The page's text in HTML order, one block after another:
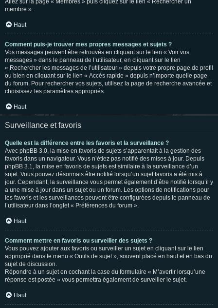
Allez sur la page « Membres » puis cliquez sur le lien « Rechercher un
membre ».
Haut
Comment puis-je trouver mes propres messages et sujets ?
Vos messages peuvent être retrouvés en cliquant sur le lien « Voir vos
messages » dans le panneau de l’utilisateur, en cliquant sur le lien
« Rechercher les messages de l’utilisateur » depuis votre propre page de profil
ou bien en cliquant sur le lien « Accès rapide » depuis n’importe quelle page
du forum. Pour rechercher vos sujets, utilisez la page de recherche avancée et
choisissez les paramètres appropriés.
Haut
Surveillance et favoris
Quelle est la différence entre les favoris et la surveillance ?
Avec phpBB 3.0, la mise en favoris de sujets s’apparentait à la gestion des
favoris dans un navigateur. Vous n’étiez pas notifié des mises à jour. Depuis
phpBB 3.1, la mise en favoris de sujets est similaire à la surveillance d’un
sujet. Vous pouvez désormais être notifié lorsqu’un sujet favoris a été mis à
jour. Cependant, la surveillance vous permet également d’être notifié lorsqu’il y
a une mise à jour dans un sujet ou un forum. Les options de notifications pour
les favoris et les surveillances peuvent être configurées depuis le panneau de
l’utilisateur dans l’onglet « Préférences du forum ».
Haut
Comment mettre en favoris ou surveiller des sujets ?
Vous pouvez ajouter aux favoris ou surveiller un sujet en cliquant sur le lien
approprié dans le menu « Outils de sujet », souvent placé en haut et en bas du
sujet de discussion.
Répondre à un sujet en cochant la case du formulaire « M’avertir lorsqu’une
réponse est postée » vous permettra également de surveiller le sujet.
Haut